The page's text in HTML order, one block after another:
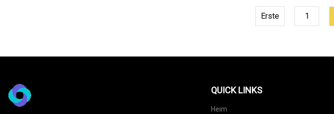
Erste 1
QUICK LINKS
Heim